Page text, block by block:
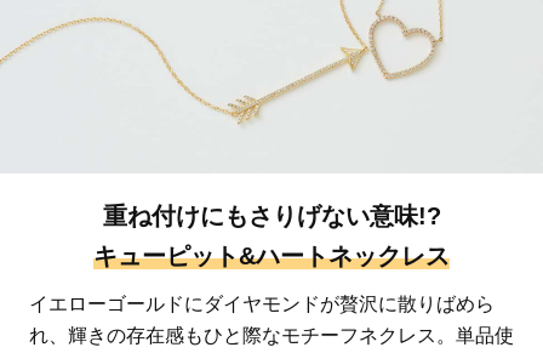
重ね付けにもさりげない意味!?
キューピット&ハートネックレス
イエローゴールドにダイヤモンドが贅沢に散りばめら
れ、輝きの存在感もひと際なモチーフネクレス。単品使